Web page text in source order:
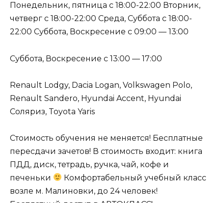
Понедельник, пятница с 18:00-22:00 Вторник,
четверг с 18:00-22:00 Среда, Суббота с 18:00-
22:00 Суббота, Воскресение с 09:00 — 13:00
Суббота, Воскресение с 13:00 — 17:00
Renault Lodgy, Dacia Logan, Volkswagen Polo,
Renault Sandero, Hyundai Accent, Hyundai
Соляриз, Toyota Yaris
Стоимость обучения не меняется! Бесплатные
пересдачи зачетов! В стоимость входит: книга
ПДД, диск, тетрадь, ручка, чай, кофе и
печеньки
Комфортабельный учебный класс
возле м. Малиновки, до 24 человек!